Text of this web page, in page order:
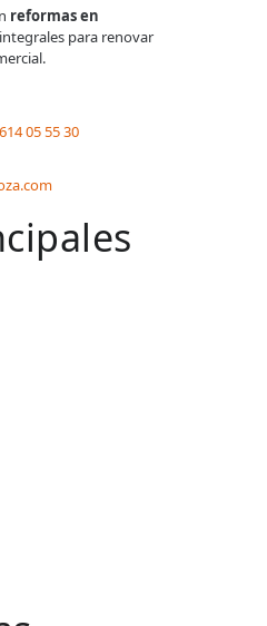
reformas en
para renovar
05 55 30